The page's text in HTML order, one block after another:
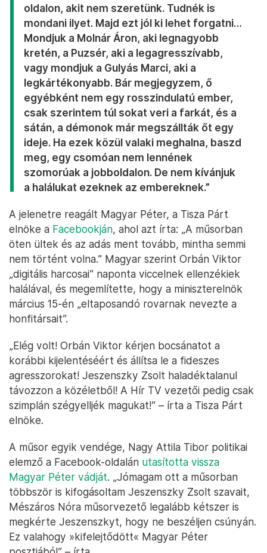
oldalon, akit nem szeretünk. Tudnék is
mondani ilyet. Majd ezt jól ki lehet forgatni…
Mondjuk a Molnár Áron, aki legnagyobb
kretén, a Puzsér, aki a legagresszívabb,
vagy mondjuk a Gulyás Marci, aki a
legkártékonyabb. Bár megjegyzem, ő
egyébként nem egy rosszindulatú ember,
csak szerintem túl sokat veri a farkát, és a
sátán, a démonok már megszállták őt egy
ideje. Ha ezek közül valaki meghalna, baszd
meg, egy csomóan nem lennének
szomorúak a jobboldalon. De nem kívánjuk
a halálukat ezeknek az embereknek.”
A jelenetre reagált Magyar Péter, a Tisza Párt
elnöke a Facebookján, ahol azt írta: „A műsorban
öten ültek és az adás ment tovább, mintha semmi
nem történt volna.” Magyar szerint Orbán Viktor
„digitális harcosai” naponta viccelnek ellenzékiek
halálával, és megemlítette, hogy a miniszterelnök
március 15-én „eltaposandó rovarnak nevezte a
honfitársait”.
„Elég volt! Orbán Viktor kérjen bocsánatot a
korábbi kijelentéséért és állítsa le a fideszes
agresszorokat! Jeszenszky Zsolt haladéktalanul
távozzon a közéletből! A Hír TV vezetői pedig csak
szimplán szégyelljék magukat!” – írta a Tisza Párt
elnöke.
A műsor egyik vendége, Nagy Attila Tibor politikai
elemző a Facebook-oldalán utasította vissza
Magyar Péter vádját. „Jómagam ott a műsorban
többször is kifogásoltam Jeszenszky Zsolt szavait,
Mészáros Nóra műsorvezető legalább kétszer is
megkérte Jeszenszkyt, hogy ne beszéljen csúnyán.
Ez valahogy »kifelejtődött« Magyar Péter